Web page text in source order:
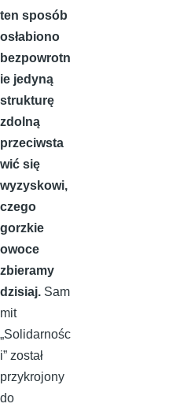
ten sposób
osłabiono
bezpowrotn
ie jedyną
strukturę
zdolną
przeciwsta
wić się
wyzyskowi,
czego
gorzkie
owoce
zbieramy
dzisiaj. Sam
mit
„Solidarnośc
i” został
przykrojony
do